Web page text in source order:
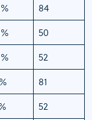
84
50
52
81
52